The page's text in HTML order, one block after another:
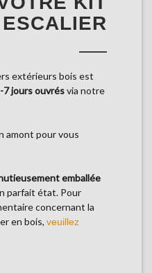
ESCALIER
extérieurs bois est
7 jours ouvrésvia notre
amont pour vous
emballée
parfait état. Pour
concernant la
en bois, veuillez